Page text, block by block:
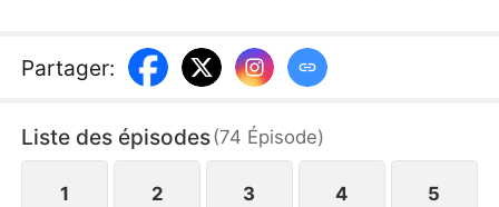
ne comprend pas ses sentiments. Lors d'un
banquet, des amis regardent Aveline de haut car
reprendre sa carrière. Elle revient au cabinet, où
ses anciens collègues l'accueillent avec joie. Elle
reprend son trône.
Partager:
Liste des épisodes(74 Épisode)
1 2 3 4 5